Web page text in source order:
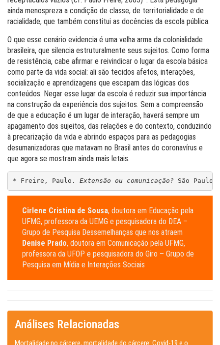
ainda menospreza a condição de classe, de territorialidade e de
racialidade, que também constitui as docências da escola pública.
O que esse cenário evidencia é uma velha arma da colonialidade
brasileira, que silencia estruturalmente seus sujeitos. Como forma
de resistência, cabe afirmar e reivindicar o lugar da escola básica
como parte da vida social: ali são tecidos afetos, interações,
socialização e aprendizagens que escapam das lógicas dos
conteúdos. Negar esse lugar da escola é reduzir sua importância
na construção da experiência dos sujeitos. Sem a compreensão
de que a educação é um lugar de interação, haverá sempre um
apagamento dos sujeitos, das relações e do contexto, conduzindo
à precarização da vida e abrindo espaços para as pedagogias
desumanizadoras que matavam no Brasil antes do coronavírus e
que agora se mostram ainda mais letais.
* Freire, Paulo. Extensão ou comunicação? São
Cirlene Cristina de Sousa, doutora em Educação pela
UFMG, professora da UEMG e pesquisadora do DEA –
Grupo de Pesquisa Dessemelhanças que nos atraem
Denise Prado, doutora em Comunicação pela UFMG,
professora da UFOP e pesquisadora do Giro – Grupo de
Pesquisa em Mídia e Interações Sociais
Análises Relacionadas
Mortalidade no cárcere, mortalidade do cárcere: Covid-19 e o